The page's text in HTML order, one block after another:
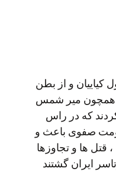
کیاییان و از بطن
همچون میر شمس
که در راس
صفوی باعث و
، قتل ها و تجاوزها
ایران گشتند